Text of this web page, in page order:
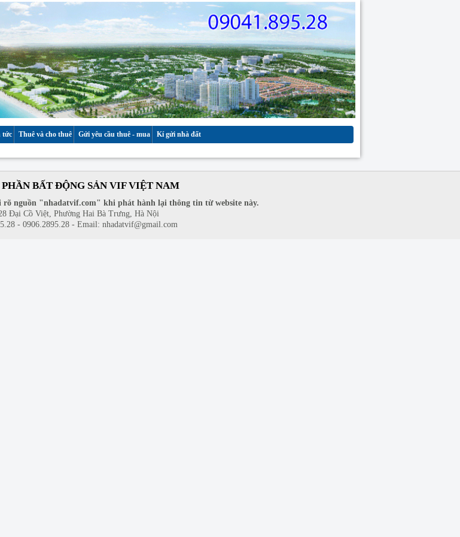
tức Thuê và cho thuê Gửi yêu cầu thuê - mua Kí gửi nhà đất
PHẦN BẤT ĐỘNG SẢN VIF VIỆT NAM
rõ nguồn "nhadatvif.com" khi phát hành lại thông tin từ website này.
Đại Cồ Việt, Phường Hai Bà Trưng, Hà Nội
- 0906.2895.28 - Email: nhadatvif@gmail.com